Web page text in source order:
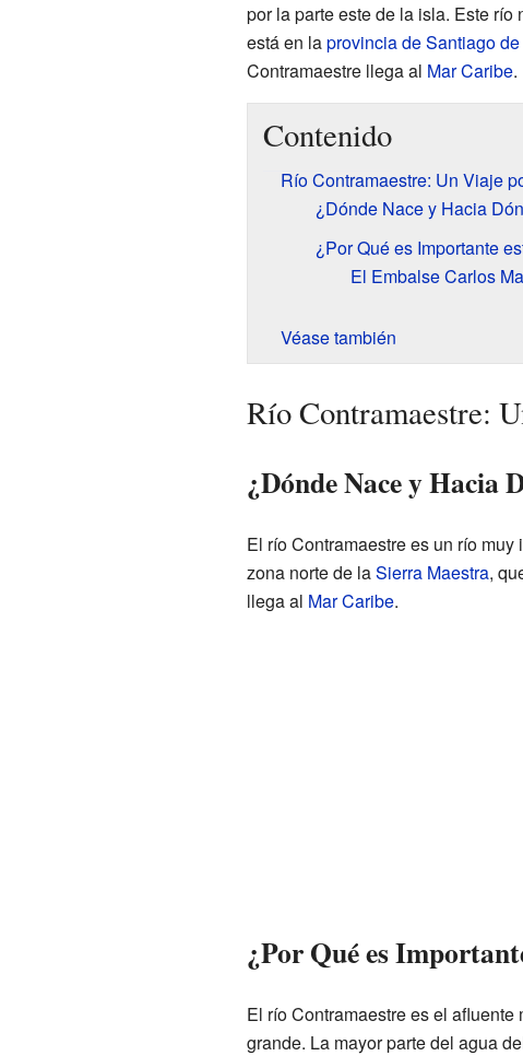
por la parte este de la isla. Este río
está en laprovincia de Santiago
Contramaestre llega al Mar Caribe.
Contenido
Río Contramaestre: Un Viaje
¿Dónde Nace y Hacia
¿Por Qué es Importante
El Embalse Carlos
Véase también
Río Contramaestre:
¿Dónde Nace y Hacia
El río Contramaestre es un río muy
zona norte de laSierra Maestra,
llega al Mar Caribe.
¿Por Qué es
El río Contramaestre es el afluente
grande. La mayor parte del agua